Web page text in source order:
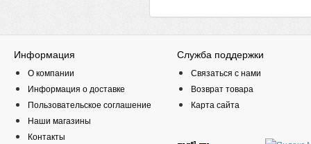
Информация
О компании
Информация о доставке
Пользовательское соглашение
Наши магазины
Контакты
Служба поддержки
Связаться с нами
Возврат товара
Карта сайта